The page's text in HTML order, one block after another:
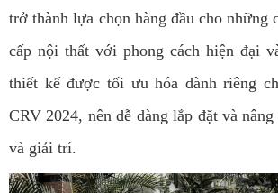
trở thành lựa chọn hàng đầu cho những
cấp nội thất với phong cách hiện đại
thiết kế được tối ưu hóa dành riêng
CRV 2024, nên dễ dàng lắp đặt và
và giải trí.